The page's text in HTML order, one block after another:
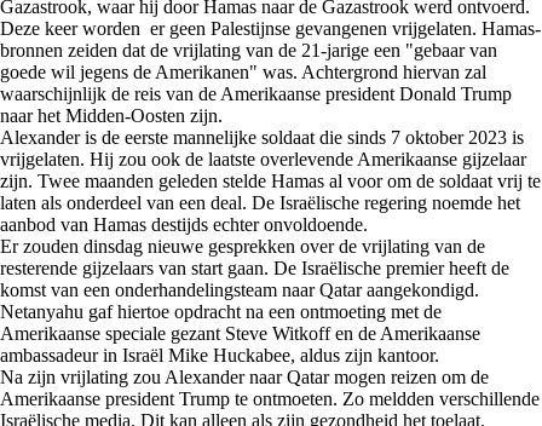
Gazastrook, waar hij door Hamas naar de Gazastrook werd ontvoerd.
Deze keer worden er geen Palestijnse gevangenen vrijgelaten. Hamas-
bronnen zeiden dat de vrijlating van de 21-jarige een "gebaar van
goede wil jegens de Amerikanen" was. Achtergrond hiervan zal
waarschijnlijk de reis van de Amerikaanse president Donald Trump
naar het Midden-Oosten zijn.
Alexander is de eerste mannelijke soldaat die sinds 7 oktober 2023 is
vrijgelaten. Hij zou ook de laatste overlevende Amerikaanse gijzelaar
zijn. Twee maanden geleden stelde Hamas al voor om de soldaat vrij te
laten als onderdeel van een deal. De Israëlische regering noemde het
aanbod van Hamas destijds echter onvoldoende.
Er zouden dinsdag nieuwe gesprekken over de vrijlating van de
resterende gijzelaars van start gaan. De Israëlische premier heeft de
komst van een onderhandelingsteam naar Qatar aangekondigd.
Netanyahu gaf hiertoe opdracht na een ontmoeting met de
Amerikaanse speciale gezant Steve Witkoff en de Amerikaanse
ambassadeur in Israël Mike Huckabee, aldus zijn kantoor.
Na zijn vrijlating zou Alexander naar Qatar mogen reizen om de
Amerikaanse president Trump te ontmoeten. Zo meldden verschillende
Israëlische media. Dit kan alleen als zijn gezondheid het toelaat.